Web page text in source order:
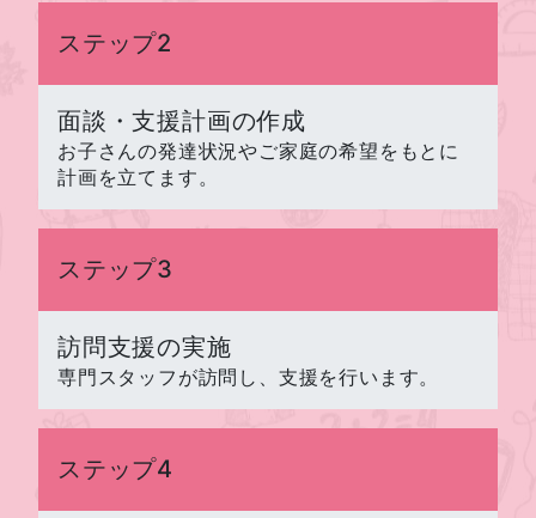
ステップ2
面談・支援計画の作成
お子さんの発達状況やご家庭の希望をもとに
計画を立てます。
ステップ3
訪問支援の実施
専門スタッフが訪問し、支援を行います。
ステップ4